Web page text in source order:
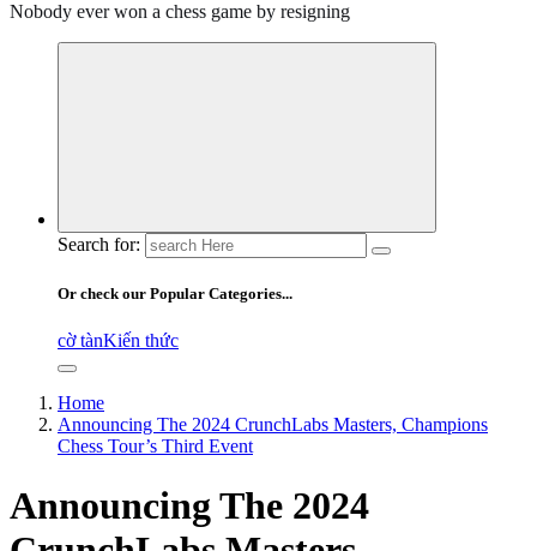
Nobody ever won a chess game by resigning
Search for:
Or check our Popular Categories...
cờ tànKiến thức
Home
Announcing The 2024 CrunchLabs Masters, Champions
Chess Tour’s Third Event
Announcing The 2024